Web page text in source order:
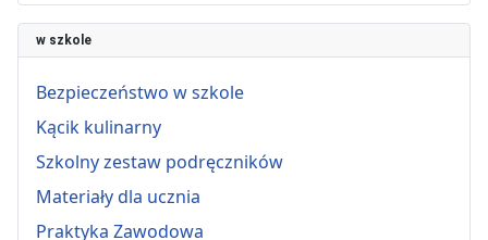
w szkole
Bezpieczeństwo w szkole
Kącik kulinarny
Szkolny zestaw podręczników
Materiały dla ucznia
Praktyka Zawodowa